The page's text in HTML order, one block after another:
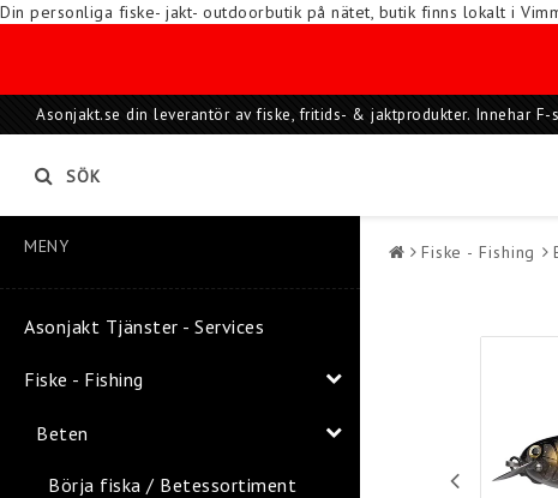
Din personliga fiske- jakt- outdoorbutik på nätet, butik finns lokalt i
Asonjakt.se din leverantör av fiske, fritids- & jaktprodukter. Innehar
SÖK
MENY
Asonjakt Tjänster - Services
Fiske - Fishing
Beten
Börja fiska / Betessortiment
Fiske - Fishing